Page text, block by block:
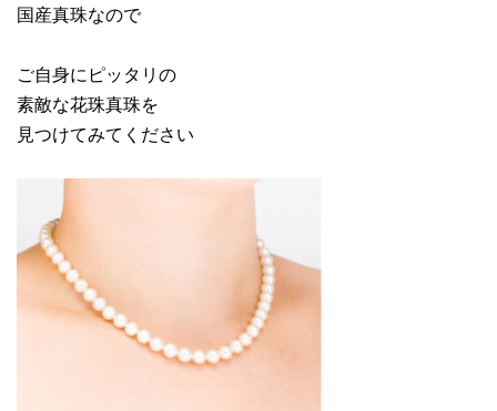
国産真珠なので
ご自身にピッタリの
素敵な花珠真珠を
見つけてみてください